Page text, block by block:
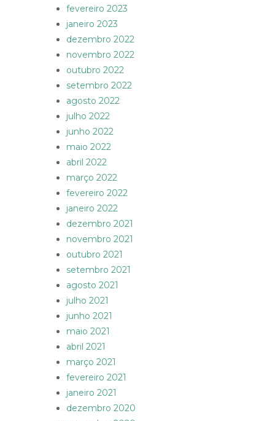
fevereiro 2023
janeiro 2023
dezembro 2022
novembro 2022
outubro 2022
setembro 2022
agosto 2022
julho 2022
junho 2022
maio 2022
abril 2022
março 2022
fevereiro 2022
janeiro 2022
dezembro 2021
novembro 2021
outubro 2021
setembro 2021
agosto 2021
julho 2021
junho 2021
maio 2021
abril 2021
março 2021
fevereiro 2021
janeiro 2021
dezembro 2020